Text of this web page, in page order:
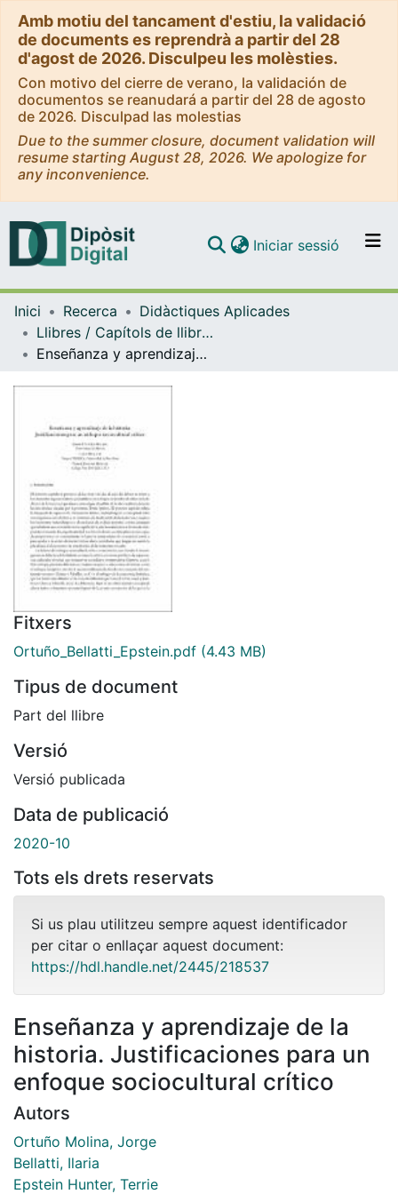
Amb motiu del tancament d'estiu, la validació
de documents es reprendrà a partir del 28
d'agost de 2026. Disculpeu les molèsties.
Con motivo del cierre de verano, la validación de
documentos se reanudará a partir del 28 de agosto
de 2026. Disculpad las molestias
Due to the summer closure, document validation will
resume starting August 28, 2026. We apologize for
any inconvenience.
Navega per tot el DD
Com publicar
Iniciar sessió (current)
Inici Recerca
Didàctiques Aplicades
Llibres / Capítols de llibre (Didàctiques Aplicades)
Enseñanza y aprendizaje de la historia. Justificaciones para un enfoque sociocultural crítico
Fitxers
Ortuño_Bellatti_Epstein.pdf (4.43 MB)
Tipus de document
Part del llibre
Versió
Versió publicada
Data de publicació
2020-10
Tots els drets reservats
Si us plau utilitzeu sempre aquest identificador
per citar o enllaçar aquest document:
https://hdl.handle.net/2445/218537
Enseñanza y aprendizaje de la
historia. Justificaciones para un
enfoque sociocultural crítico
Autors
Ortuño Molina, Jorge
Bellatti, Ilaria
Epstein Hunter, Terrie